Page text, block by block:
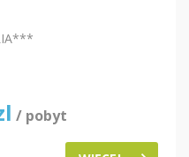
/ pobyt